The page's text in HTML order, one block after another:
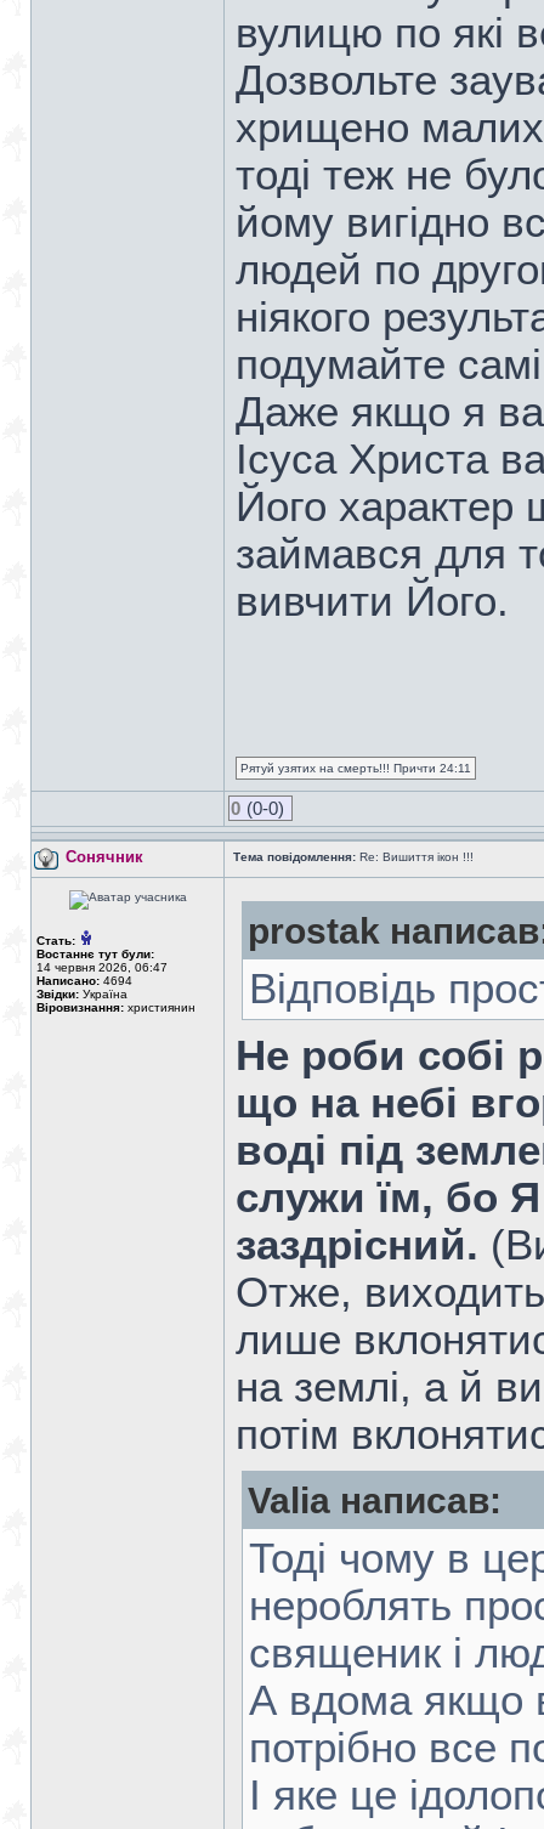
вулицю по які
Дозвольте
хрищено малих
тоді теж не
йому вигідно
людей по
ніякого
подумайте
Даже якщо я
Ісуса Христа
Його характер
займався для
вивчити Його.
Рятуй узятих на смерть!!! Причти 24:11
0 (0-0)
Сонячник Тема повідомлення: Re: Вишиття ікон !!!
Стать:
Востаннє тут були:
14 червня 2026, 06:47
Написано: 4694
Звідки: Україна
Віровизнання: християнин
prostak
Відповідь
Не роби собі
що на небі
воді під
служи їм, бо
заздрісний.
Отже,
лише
на землі, а й
потім
Valia написав:
Тоді чому в
нероблять
священик і
А вдома якщо
потрібно все
І яке це